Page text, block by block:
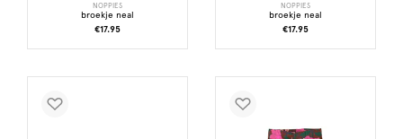
NOPPIES
broekje neal
€17.95
NOPPIES
broekje neal
€17.95